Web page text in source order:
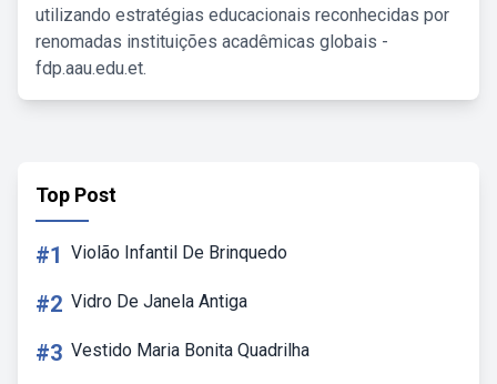
utilizando estratégias educacionais reconhecidas por
renomadas instituições acadêmicas globais -
fdp.aau.edu.et.
Top Post
#1 Violão Infantil De Brinquedo
#2 Vidro De Janela Antiga
#3 Vestido Maria Bonita Quadrilha